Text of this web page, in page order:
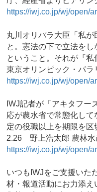
https://iwj.co.jp/wj/open/
丸川オリパラ大臣「私が
と。憲法の下で立法を
ということ。それが『
東京オリンピック・パ
https://iwj.co.jp/wj/open/
IWJ記者が「アキタフー
応が農水省で常態化し
定の役職以上を期限を区
2.26 野上浩太郎 農林水
https://iwj.co.jp/wj/open/
いつもIWJをご支援いた
材・報道活動にお力添え